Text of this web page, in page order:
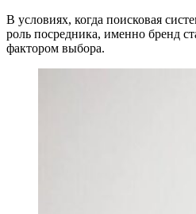
В условиях, когда поисковая
роль посредника, именно бренд
фактором выбора.